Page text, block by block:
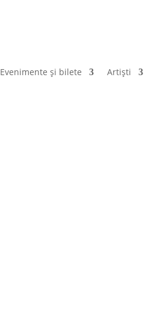
Evenimente și bilete Artiști